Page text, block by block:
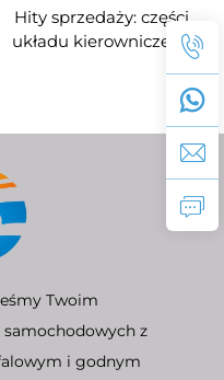
Hity sprzedaży: części
układu kierowniczego
mechanizmu sterowania
kierownicy
do TOYOTA 4Runner
FORTUNER HILUX
Twoim
z
i godnym